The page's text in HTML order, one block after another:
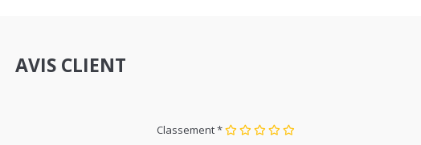
AVIS CLIENT
Classement *